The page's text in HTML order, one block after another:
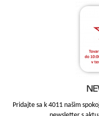
Pridajte sa k 4011 našim